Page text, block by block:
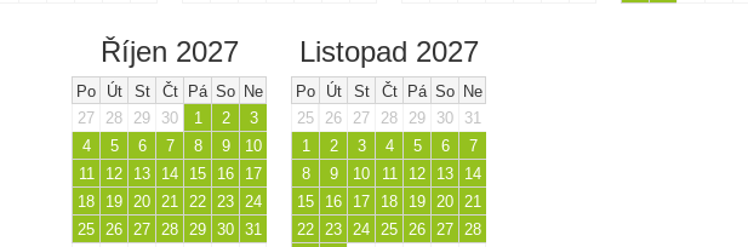
Říjen 2027
Po Út St Čt Pá So Ne
27
28 29 30 1 2
3
4
5 6 7 8 9
10
11
12 13 14 15 16
17
18
19 20 21 22 23 24
25 26 27 28 29 30 31
Listopad 2027
Po Út St Čt Pá So Ne
25
26 27 28 29 30
31
1
2 3 4 5 6
7
8
9 10 11 12 13
14
15
16 17 18 19 20 21
22 23 24 25 26 27 28